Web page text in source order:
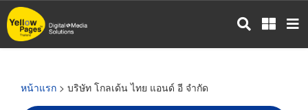
ข้าม
ไป
หน้าแรก > บริษัท โกลเด้น ไทย แอนด์ อี จำกัด